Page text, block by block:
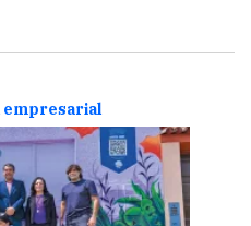
empresarial